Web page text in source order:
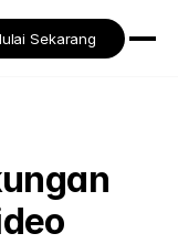
Sekarang